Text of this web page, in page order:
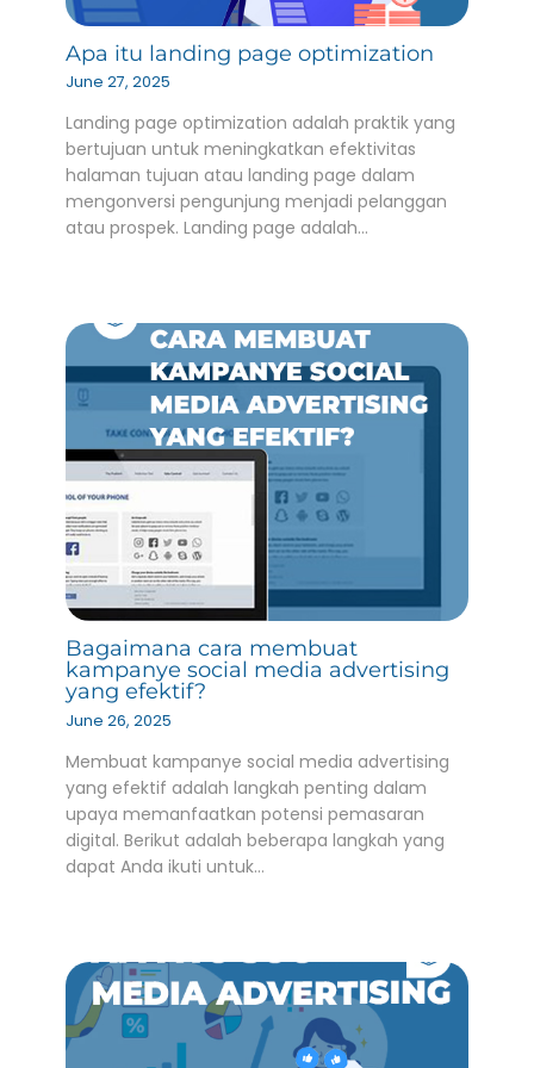
Apa itu landing page optimization
June 27, 2025
Landing page optimization adalah praktik yang
bertujuan untuk meningkatkan efektivitas
halaman tujuan atau landing page dalam
mengonversi pengunjung menjadi pelanggan
atau prospek. Landing page adalah…
Bagaimana cara membuat
kampanye social media advertising
yang efektif?
June 26, 2025
Membuat kampanye social media advertising
yang efektif adalah langkah penting dalam
upaya memanfaatkan potensi pemasaran
digital. Berikut adalah beberapa langkah yang
dapat Anda ikuti untuk…